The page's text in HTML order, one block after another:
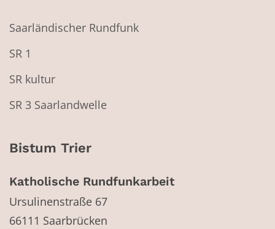
Saarländischer Rundfunk
SR 1
SR kultur
SR 3 Saarlandwelle
Bistum Trier
Katholische Rundfunkarbeit
Ursulinenstraße 67
66111 Saarbrücken